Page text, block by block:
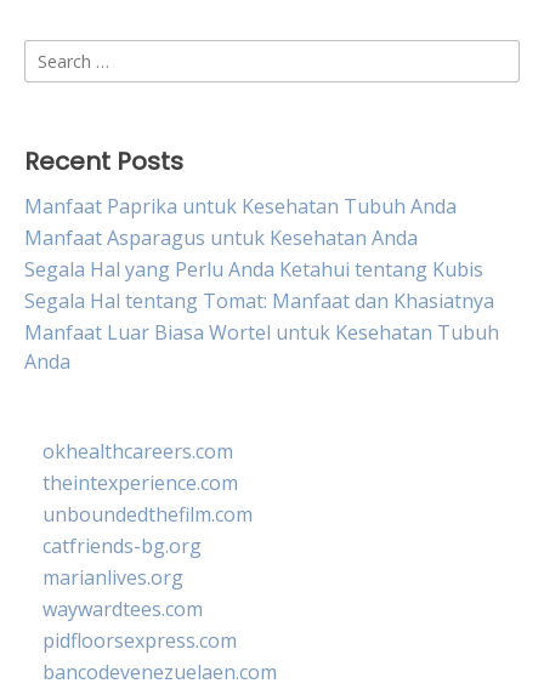
Search
for:
Recent Posts
Manfaat Paprika untuk Kesehatan Tubuh Anda
Manfaat Asparagus untuk Kesehatan Anda
Segala Hal yang Perlu Anda Ketahui tentang Kubis
Segala Hal tentang Tomat: Manfaat dan Khasiatnya
Manfaat Luar Biasa Wortel untuk Kesehatan Tubuh
Anda
okhealthcareers.com
theintexperience.com
unboundedthefilm.com
catfriends-bg.org
marianlives.org
waywardtees.com
pidfloorsexpress.com
bancodevenezuelaen.com